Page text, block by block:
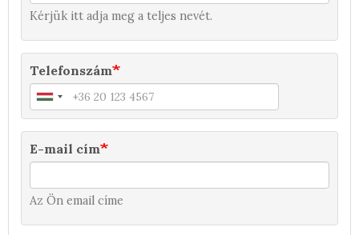
Kérjük itt adja meg a teljes nevét.
Telefonszám
E-mail cím
Az Ön email címe